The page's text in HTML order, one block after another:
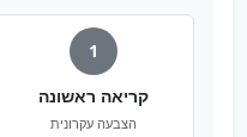
1
קריאה ראשונה
הצבעה עקרונית